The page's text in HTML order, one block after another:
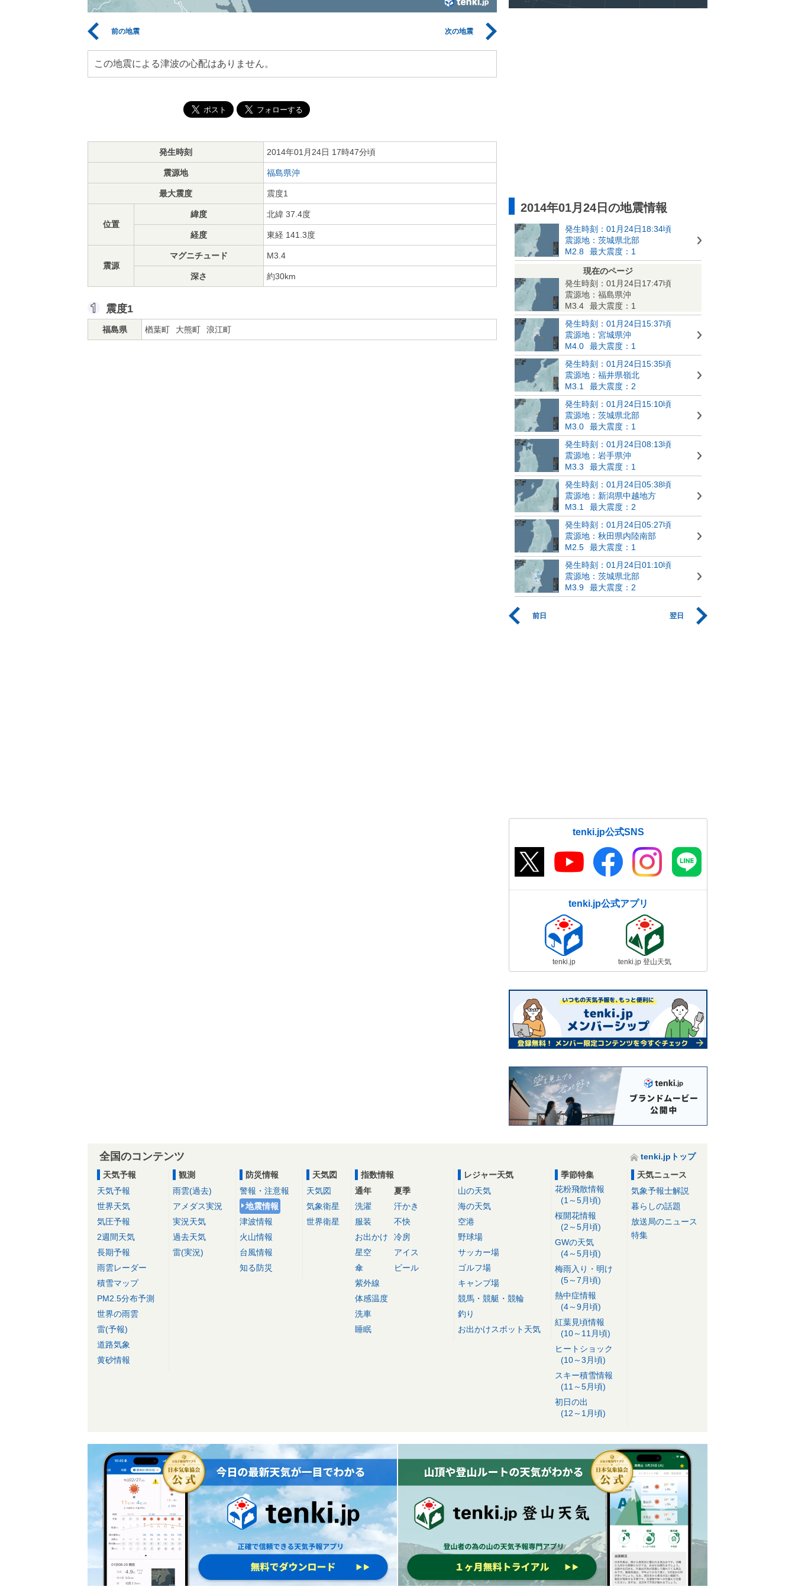
前の地震 次の地震
この地震による津波の心配はありません。
発生時刻 2014年01月24日 17時47分頃
震源地 福島県沖
最大震度 震度1
位置
緯度 北緯 37.4度
経度 東経 141.3度
震源
マグニチュード M3.4
深さ 約30km
震度1
福島県 楢葉町 大熊町 浪江町
2014年01月24日の地震情報
発生時刻：01月24日18:34頃
震源地：茨城県北部
M2.8
最大震度：1
現在のページ
発生時刻：01月24日17:47頃
震源地：福島県沖
M3.4
最大震度：1
発生時刻：01月24日15:37頃
震源地：宮城県沖
M4.0
最大震度：1
発生時刻：01月24日15:35頃
震源地：福井県嶺北
M3.1
最大震度：2
発生時刻：01月24日15:10頃
震源地：茨城県北部
M3.0
最大震度：1
発生時刻：01月24日08:13頃
震源地：岩手県沖
M3.3
最大震度：1
発生時刻：01月24日05:38頃
震源地：新潟県中越地方
M3.1
最大震度：2
発生時刻：01月24日05:27頃
震源地：秋田県内陸南部
M2.5
最大震度：1
発生時刻：01月24日01:10頃
震源地：茨城県北部
M3.9
最大震度：2
前日 翌日
tenki.jp公式SNS
tenki.jp公式アプリ
tenki.jp tenki.jp 登山天気
全国のコンテンツ
tenki.jpトップ
天気予報
天気予報
世界天気
気圧予報
2週間天気
長期予報
雨雲レーダー
積雪マップ
PM2.5分布予測
世界の雨雲
雷(予報)
道路気象
黄砂情報
観測
雨雲(過去)
アメダス実況
実況天気
過去天気
雷(実況)
防災情報
警報・注意報
地震情報
津波情報
火山情報
台風情報
知る防災
天気図
天気図
気象衛星
世界衛星
指数情報
通年
洗濯
服装
お出かけ
星空
傘
紫外線
体感温度
洗車
睡眠
夏季
汗かき
不快
冷房
アイス
ビール
レジャー天気
山の天気
海の天気
空港
野球場
サッカー場
ゴルフ場
キャンプ場
競馬・競艇・競輪
釣り
お出かけスポット天気
季節特集
花粉飛散情報
(1～5月頃)
桜開花情報
(2～5月頃)
GWの天気
(4～5月頃)
梅雨入り・明け
(5～7月頃)
熱中症情報
(4～9月頃)
紅葉見頃情報
(10～11月頃)
ヒートショック
(10～3月頃)
スキー積雪情報
(11～5月頃)
初日の出
(12～1月頃)
天気ニュース
気象予報士解説
暮らしの話題
放送局のニュース
特集